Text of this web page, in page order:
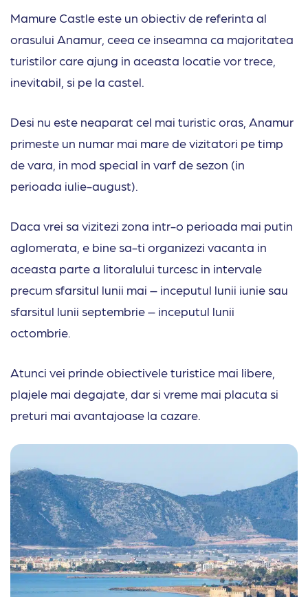
Mamure Castle este un obiectiv de referinta al
orasului Anamur, ceea ce inseamna ca majoritatea
turistilor care ajung in aceasta locatie vor trece,
inevitabil, si pe la castel.
Desi nu este neaparat cel mai turistic oras, Anamur
primeste un numar mai mare de vizitatori pe timp
de vara, in mod special in varf de sezon (in
perioada iulie-august).
Daca vrei sa vizitezi zona intr-o perioada mai putin
aglomerata, e bine sa-ti organizezi vacanta in
aceasta parte a litoralului turcesc in intervale
precum sfarsitul lunii mai – inceputul lunii iunie sau
sfarsitul lunii septembrie – inceputul lunii
octombrie.
Atunci vei prinde obiectivele turistice mai libere,
plajele mai degajate, dar si vreme mai placuta si
preturi mai avantajoase la cazare.